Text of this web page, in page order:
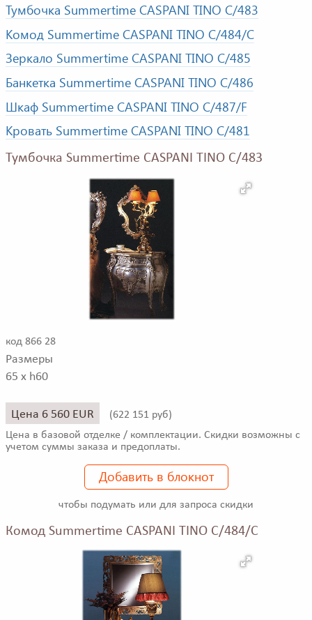
Тумбочка Summertime CASPANI TINO C/483
Комод Summertime CASPANI TINO C/484/C
Зеркало Summertime CASPANI TINO C/485
Банкетка Summertime CASPANI TINO C/486
Шкаф Summertime CASPANI TINO C/487/F
Кровать Summertime CASPANI TINO C/481
Тумбочка Summertime CASPANI TINO C/483
код 866 28
Размеры
65 x h60
Цена 6 560 EUR (622 151 руб)
Цена в базовой отделке / комплектации. Скидки возможны с
учетом суммы заказа и предоплаты.
Добавить в блокнот
чтобы подумать или для запроса скидки
Комод Summertime CASPANI TINO C/484/C